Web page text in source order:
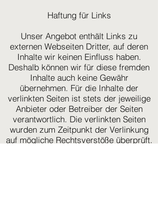
Haftung für Links
Unser Angebot enthält Links zu
externen Webseiten Dritter, auf deren
Inhalte wir keinen Einfluss haben.
Deshalb können wir für diese fremden
Inhalte auch keine Gewähr
übernehmen. Für die Inhalte der
verlinkten Seiten ist stets der jeweilige
Anbieter oder Betreiber der Seiten
verantwortlich. Die verlinkten Seiten
wurden zum Zeitpunkt der Verlinkung
auf mögliche Rechtsverstöße überprüft.